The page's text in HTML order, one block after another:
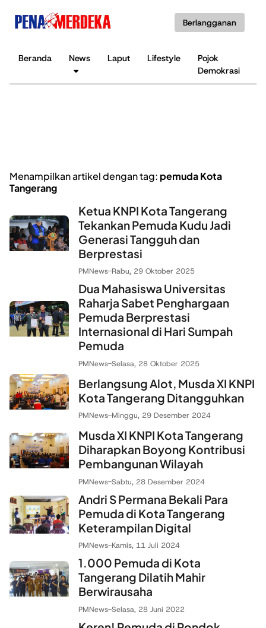
Berlangganan
Beranda News Laput Lifestyle
Pojok
Demokrasi
Menampilkan artikel dengan tag: pemuda Kota
Tangerang
Ketua KNPI Kota Tangerang
Tekankan Pemuda Kudu Jadi
Generasi Tangguh dan
Berprestasi
PMNews-Rabu, 29 Oktober 2025
Dua Mahasiswa Universitas
Raharja Sabet Penghargaan
Pemuda Berprestasi
Internasional di Hari Sumpah
Pemuda
PMNews-Selasa, 28 Oktober 2025
Berlangsung Alot, Musda XI KNPI
Kota Tangerang Ditangguhkan
PMNews-Minggu, 29 Desember 2024
Musda XI KNPI Kota Tangerang
Diharapkan Boyong Kontribusi
Pembangunan Wilayah
PMNews-Sabtu, 28 Desember 2024
Andri S Permana Bekali Para
Pemuda di Kota Tangerang
Keterampilan Digital
PMNews-Kamis, 11 Juli 2024
1.000 Pemuda di Kota
Tangerang Dilatih Mahir
Berwirausaha
PMNews-Selasa, 28 Juni 2022